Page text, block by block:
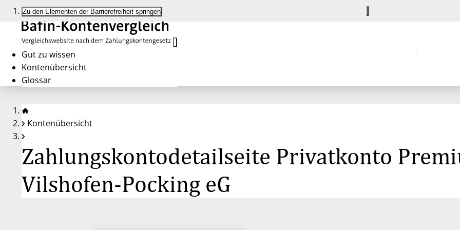
Zu den Elementen der Barrierefreiheit springen
Gut zu wissen
Kontenübersicht
Glossar
Kontenübersicht
Zahlungskontodetailseite Privatkonto
Vilshofen-Pocking eG